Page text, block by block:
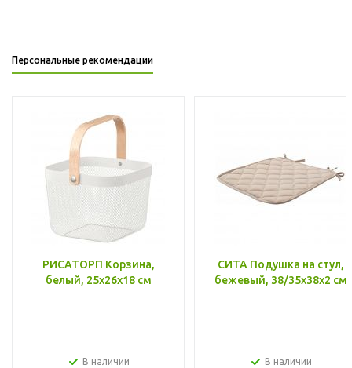
Персональные рекомендации
РИСАТОРП Корзина,
белый, 25x26x18 см
В наличии
СИТА Подушка на стул,
бежевый, 38/35x38x2 см
В наличии